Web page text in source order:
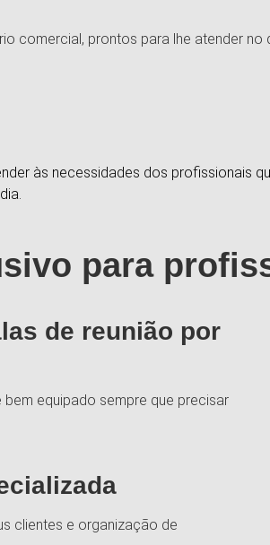
comercial, prontos para lhe atender
às necessidades dos profissionais
para
de reunião por
equipado sempre que precisar
clientes e organização de